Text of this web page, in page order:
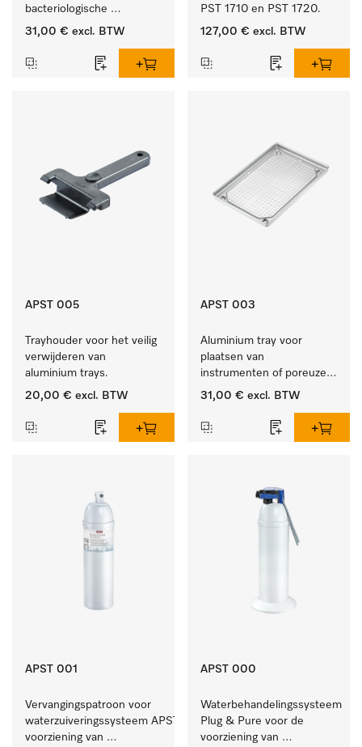
bacteriologische
besmetting uit de
31,00 € excl. BTW
PST 1710 en PST 1720.
127,00 € excl. BTW
APST 005
Trayhouder voor het veilig
verwijderen van
aluminium trays.
20,00 € excl. BTW
APST 003
Aluminium tray voor
plaatsen van
instrumenten of poreuze
goederen, klein.
31,00 € excl. BTW
APST 001
Vervangingspatroon voor
waterzuiveringssysteem APST 000,
voorziening van
APST 000
Waterbehandelingssysteem
Plug & Pure voor de
voorziening van